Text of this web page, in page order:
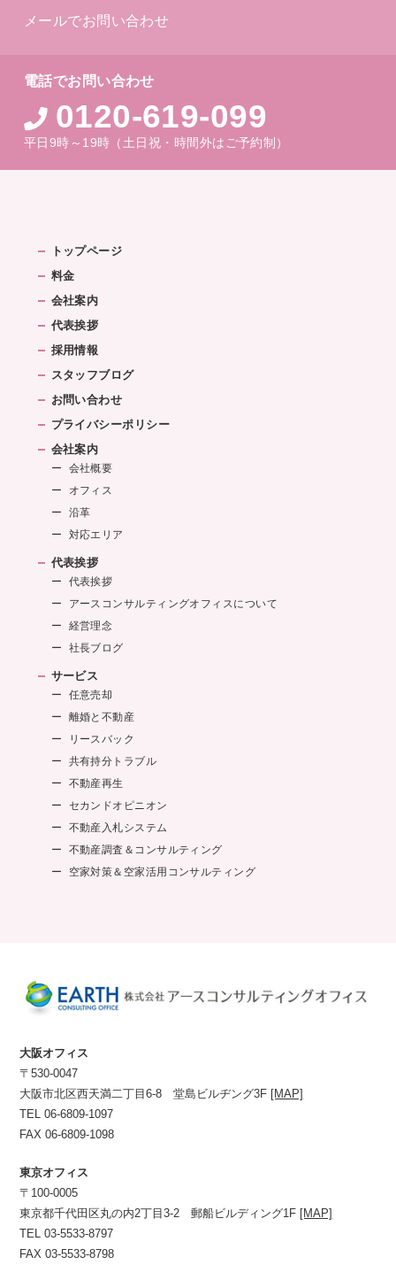
メールでお問い合わせ
電話でお問い合わせ
0120-619-099
平日9時～19時（土日祝・時間外はご予約制）
トップページ
料金
会社案内
代表挨拶
採用情報
スタッフブログ
お問い合わせ
プライバシーポリシー
会社案内
会社概要
オフィス
沿革
対応エリア
代表挨拶
代表挨拶
アースコンサルティングオフィスについて
経営理念
社長ブログ
サービス
任意売却
離婚と不動産
リースバック
共有持分トラブル
不動産再生
セカンドオピニオン
不動産入札システム
不動産調査＆コンサルティング
空家対策＆空家活用コンサルティング
大阪オフィス
〒530-0047
大阪市北区西天満二丁目6-8 堂島ビルヂング3F [MAP]
TEL 06-6809-1097
FAX 06-6809-1098
東京オフィス
〒100-0005
東京都千代田区丸の内2丁目3-2 郵船ビルディング1F [MAP]
TEL 03-5533-8797
FAX 03-5533-8798